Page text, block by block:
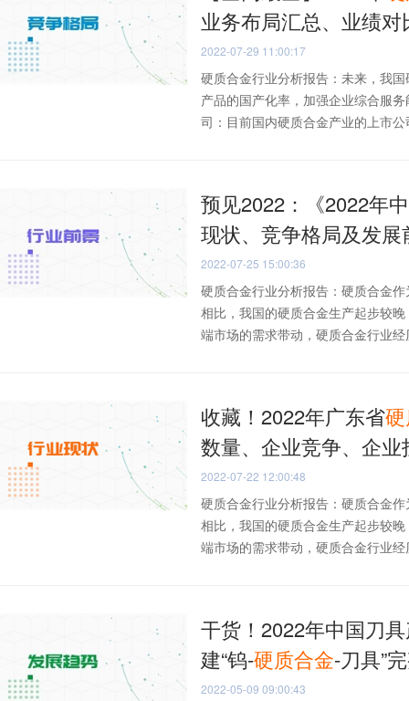
业务布局汇总、业绩
2022-07-29 11:00:17
硬质合金行业分析报告：未来，我
产品的国产化率，加强企业综合服
司：目前国内硬质合金产业的上市
预见2022：《2022年
现状、竞争格局及发展
2022-07-25 15:00:36
硬质合金行业分析报告：硬质合金
相比，我国的硬质合金生产起步较
端市场的需求带动，硬质合金行业经
收藏！2022年广东省
数量、企业竞争、企业
2022-07-22 12:00:48
硬质合金行业分析报告：硬质合金
相比，我国的硬质合金生产起步较
端市场的需求带动，硬质合金行业经
干货！2022年中国刀
建“钨-硬质合金-刀具”
2022-05-09 09:00:43